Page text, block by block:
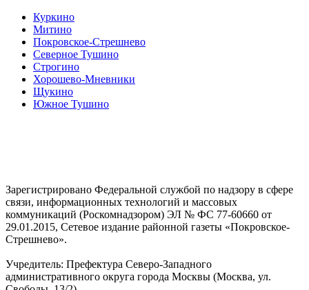
Куркино
Митино
Покровское-Стрешнево
Северное Тушино
Строгино
Хорошево-Мневники
Щукино
Южное Тушино
Зарегистрировано Федеральной службой по надзору в сфере
связи, информационных технологий и массовых
коммуникаций (Роскомнадзором) ЭЛ № ФС 77-60660 от
29.01.2015, Сетевое издание районной газеты «Покровское-
Стрешнево».
Учредитель: Префектура Северо-Западного
административного округа города Москвы (Москва, ул.